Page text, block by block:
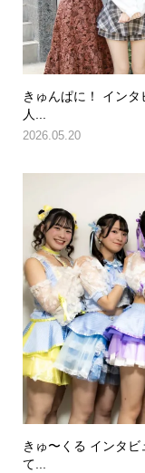
きゅんぱに！ イン
人...
2026.05.20
きゅ〜くる インタ
て...